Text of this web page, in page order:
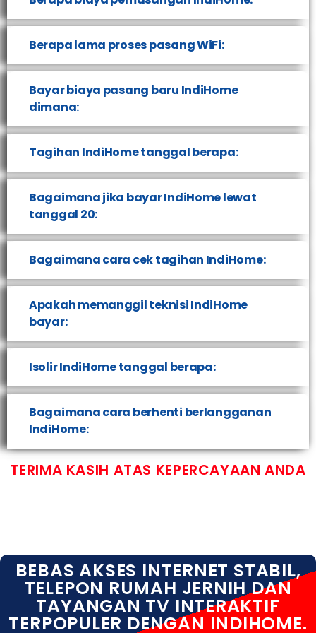
Berapa lama proses pasang WiFi:
Bayar biaya pasang baru IndiHome
dimana:
Tagihan IndiHome tanggal berapa:
Bagaimana jika bayar IndiHome lewat
tanggal 20:
Bagaimana cara cek tagihan IndiHome:
Apakah memanggil teknisi IndiHome
bayar:
Isolir IndiHome tanggal berapa:
Bagaimana cara berhenti berlangganan
IndiHome:
TERIMA KASIH ATAS KEPERCAYAAN ANDA
BEBAS AKSES INTERNET STABIL,
TELEPON RUMAH JERNIH DAN
TAYANGAN TV INTERAKTIF
TERPOPULER DENGAN INDIHOME.